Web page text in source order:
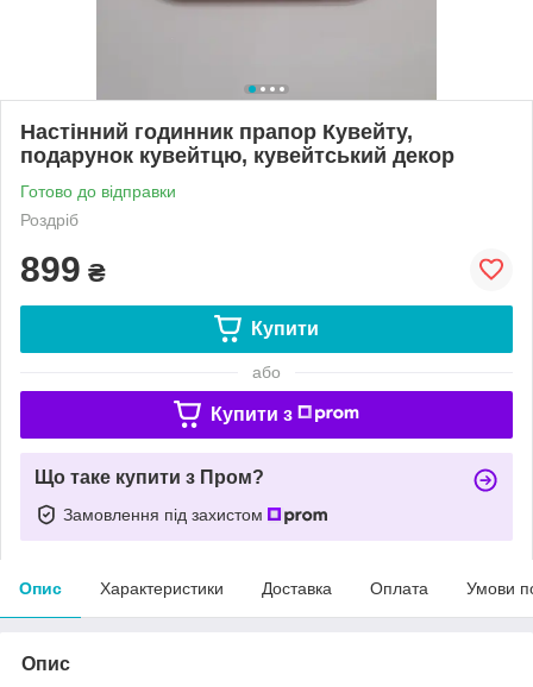
Настінний годинник прапор Кувейту,
подарунок кувейтцю, кувейтський декор
Готово до відправки
Роздріб
899 ₴
Купити
або
Купити з
Що таке купити з Пром?
Замовлення під захистом
Опис Характеристики Доставка Оплата Умови
Опис